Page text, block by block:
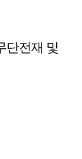
단전재 및